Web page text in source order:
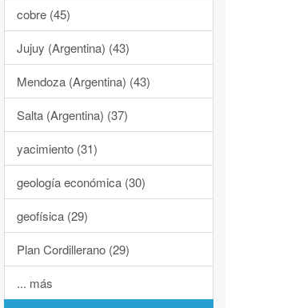
cobre (45)
Jujuy (Argentina) (43)
Mendoza (Argentina) (43)
Salta (Argentina) (37)
yacimiento (31)
geología económica (30)
geofísica (29)
Plan Cordillerano (29)
... más